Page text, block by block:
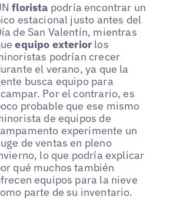
florista podría encontrar un
estacional justo antes del
de San Valentín, mientras
equipo exterior los
podrían crecer
el verano, ya que la
busca equipo para
Por el contrario, es
probable que ese mismo
de equipos de
experimente un
de ventas en pleno
lo que podría explicar
qué muchos también
equipos para la nieve
parte de su inventario.